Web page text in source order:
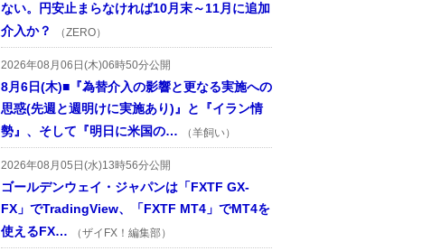
ない。円安止まらなければ10月末～11月に追加
介入か？
（ZERO）
2026年08月06日(木)06時50分公開
8月6日(木)■『為替介入の影響と更なる実施への
思惑(先週と週明けに実施あり)』と『イラン情
勢』、そして『明日に米国の…
（羊飼い）
2026年08月05日(水)13時56分公開
ゴールデンウェイ・ジャパンは「FXTF GX-
FX」でTradingView、「FXTF MT4」でMT4を
使えるFX…
（ザイFX！編集部）